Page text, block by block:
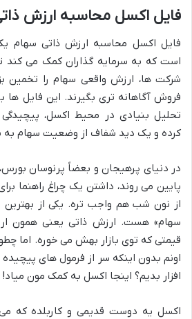
فایل اکسل محاسبه ارزش
فایل اکسل محاسبه ارزش ذاتی سهام یک
است که به سرمایه گذاران کمک می کند
شرکت ها، ارزش واقعی سهام را تخمین
فروش آگاهانه تری بگیرند. این فایل ها
تحلیل بنیادی در محیط اکسل،
کرده و یک دید شفاف از وضعیت سهام به
در دنیای پرهیجان و بعضاً پرنوسان
پایین می روند، داشتن یک چراغ راهنما
از نون شب هم واجب تره. یکی از بهترین
سهام» هست. ارزش ذاتی یعنی همون
قیمتی که توی بازار بهش می خوره. اما
اونم بدون اینکه سر از فرمول های پیچیده
افزار بدیم؟ اینجا اکسل به کمک مون میاد!
اکسل یه دوست قدیمی و کاربلده که می